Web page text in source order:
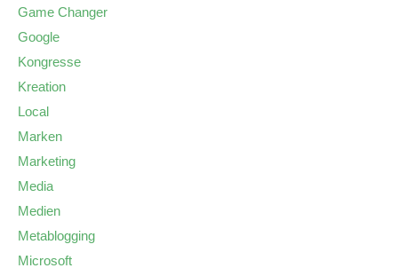
Game Changer
Google
Kongresse
Kreation
Local
Marken
Marketing
Media
Medien
Metablogging
Microsoft